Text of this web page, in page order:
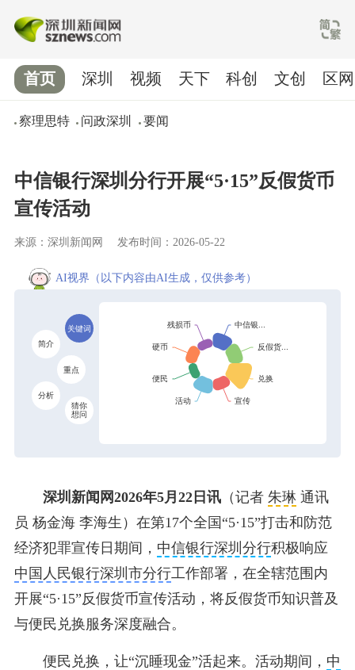
首页
察理思特 问政深圳 要闻
深圳 视频 天下 科创 文创 区网
中信银行深圳分行开展“5·15”反假货币
宣传活动
来源：深圳新闻网 发布时间：2026-05-22
AI视界 （以下内容由AI生成，仅供参考）
关键词
简介
重点
分析
猜你
想问
深圳新闻网2026年5月22日讯（记者 朱琳通讯
员 杨金海 李海生）在第17个全国“5·15”打击和防范
经济犯罪宣传日期间， 中信银行深圳分行积极响应
中国人民银行深圳市分行工作部署，在全辖范围内
开展“5·15”反假货币宣传活动，将反假货币知识普及
与便民兑换服务深度融合。
便民兑换，让“沉睡现金”活起来。活动期间， 中